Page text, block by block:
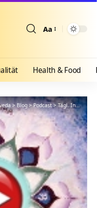
Aa
Health & Food
>Blog>Podcast>Tägl. Inspiration